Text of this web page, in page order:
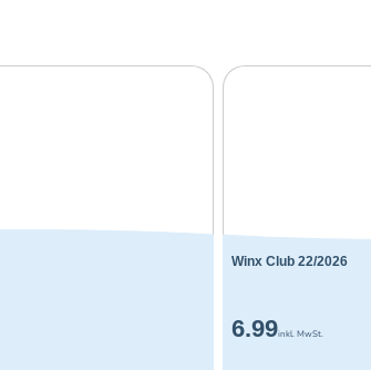
Winx Club 22/2026
6.99inkl. MwSt.